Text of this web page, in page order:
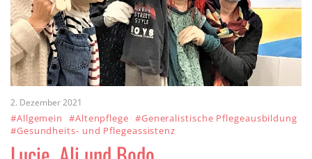
2. Dezember 2021
#Allgemein #Altenpflege #Generalistische Pflegeausbildung
#Gesundheits- und Pflegeassistenz